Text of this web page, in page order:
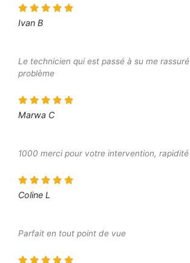
Ivan B
Le technicien qui est passé à su me
problème
Marwa C
1000 merci pour votre intervention,
Coline L
Parfait en tout point de vue